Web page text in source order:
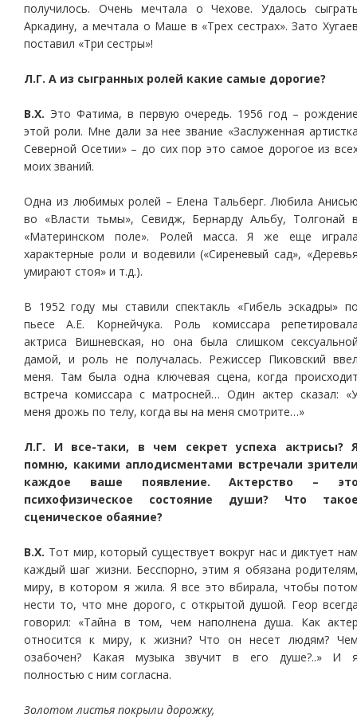
получилось. Очень мечтала о Чехове. Удалось
Аркадину, а мечтала о Маше в «Трех сестрах». Зато
поставил «Три сестры»!
Л.Г. А из сыгранных ролей какие самые дорогие?
В.Х. Это Фатима, в первую очередь. 1956 год –
этой роли. Мне дали за нее звание «Заслуженная
Северной Осетии» – до сих пор это самое дорогое из
моих званий.
Одна из любимых ролей – Елена Тальберг. Любила
во «Власти тьмы», Севидж, Бернарду Альбу, Толгонай
«Материнском поле». Ролей масса. Я же еще
характерные роли и водевили («Сиреневый сад»,
умирают стоя» и т.д.).
В 1952 году мы ставили спектакль «Гибель эскадры»
пьесе А.Е. Корнейчука. Роль комиссара
актриса Вишневская, но она была слишком
дамой, и роль не получалась. Режиссер Пиковский
меня. Там была одна ключевая сцена, когда
встреча комиссара с матросней… Один актер сказал:
меня дрожь по телу, когда вы на меня смотрите…»
Л.Г. И все-таки, в чем секрет успеха актрисы?
помню, какими аплодисментами встречали
каждое ваше появление. Актерство –
психофизическое состояние души? Что
сценическое обаяние?
В.Х. Тот мир, который существует вокруг нас и диктует
каждый шаг жизни. Бесспорно, этим я обязана
миру, в котором я жила. Я все это вбирала, чтобы
нести то, что мне дорого, с открытой душой. Геор
говорил: «Тайна в том, чем наполнена душа. Как
относится к миру, к жизни? Что он несет людям?
озабочен? Какая музыка звучит в его душе?..» И
полностью с ним согласна.
Золотом листья покрыли дорожку,